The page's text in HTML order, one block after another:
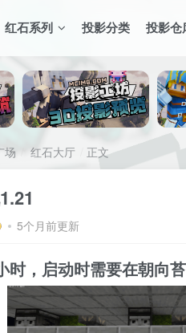
红石系列 投影分类 投影仓
场 红石大厅 正文
5个月前更新
时，启动时需要在朝向